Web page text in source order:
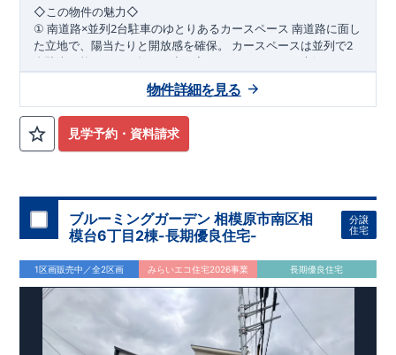
◇ この物件の魅力◇
① 南道路×並列 2台駐車のゆとりあるカースペース 南道路に面し
た立地で、陽当たりと開放感を確保。
カースペースは並列で2
台駐車可能なため、毎日の出し入れもラクラク。
ご夫婦それぞ
インクローゼットを設置。衣類や季節用品、趣味の道具までし
れの「しまう場所」が確保された、整理整頓しやすい間取りで
す。
③ 随所に収納を配置した、暮らしやすさ重視の住空間
ーや各所の収納スペースなど、日常使いを考えた収納計画。
丘三丁目」まで徒歩6分
JR相模線 「上溝」駅まで徒歩23 分 ◇ロケーション◇
・相模原市立陽光台小学校 徒歩 分​
・相模原市立緑が丘中学校 徒歩
12分​
・グルメシティ光が丘店 徒歩10
・ファミリーマート相模原陽光台五丁目店 徒歩5分
◇ブルーミングガーデンのこだわり
【全棟自社一貫体制】
・誰が、何をしたか。が明確だからこそ、お客様の安心に繋が
・設計、施工、営業が互いに協力しあい、最良のプラ
ンを提供いたします。
・不要な中間マージンを抑えることで、
・東栄住宅では、お引渡し後最大10回の無料定期点検と、
見学予約・資料請求
物件詳細を見る
ブルーミングガーデン 相模原市南区相
模台6丁目2棟-長期優良住宅-
分譲
住宅
1区画販売中／全2区画 みらいエコ住宅2026事業 長期優良住宅